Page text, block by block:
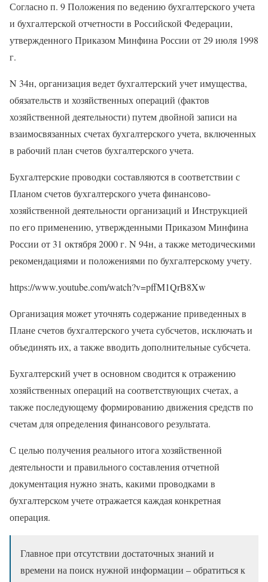
Согласно п. 9 Положения по ведению бухгалтерского учета
и бухгалтерской отчетности в Российской Федерации,
утвержденного Приказом Минфина России от 29 июля 1998
г.
N 34н, организация ведет бухгалтерский учет имущества,
обязательств и хозяйственных операций (фактов
хозяйственной деятельности) путем двойной записи на
взаимосвязанных счетах бухгалтерского учета, включенных
в рабочий план счетов бухгалтерского учета.
Бухгалтерские проводки составляются в соответствии с
Планом счетов бухгалтерского учета финансово-
хозяйственной деятельности организаций и Инструкцией
по его применению, утвержденными Приказом Минфина
России от 31 октября 2000 г. N 94н, а также методическими
рекомендациями и положениями по бухгалтерскому учету.
https://www.youtube.com/watch?v=pffM1QrB8Xw
Организация может уточнять содержание приведенных в
Плане счетов бухгалтерского учета субсчетов, исключать и
объединять их, а также вводить дополнительные субсчета.
Бухгалтерский учет в основном сводится к отражению
хозяйственных операций на соответствующих счетах, а
также последующему формированию движения средств по
счетам для определения финансового результата.
С целью получения реального итога хозяйственной
деятельности и правильного составления отчетной
документация нужно знать, какими проводками в
бухгалтерском учете отражается каждая конкретная
операция.
Главное при отсутствии достаточных знаний и
времени на поиск нужной информации – обратиться к